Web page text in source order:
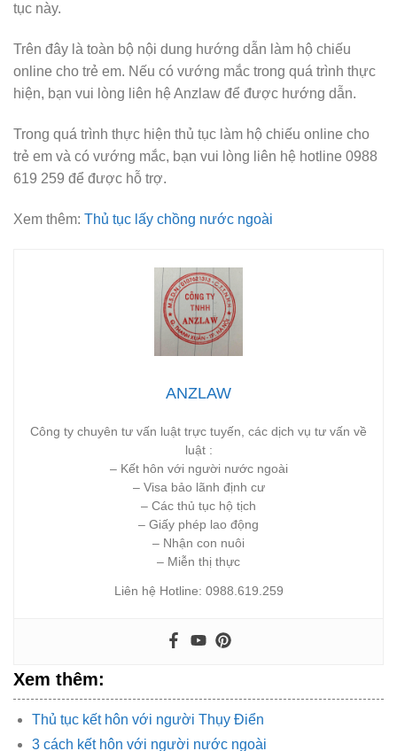
tục này.
Trên đây là toàn bộ nội dung hướng dẫn làm hộ chiếu
online cho trẻ em. Nếu có vướng mắc trong quá trình thực
hiện, bạn vui lòng liên hệ Anzlaw để được hướng dẫn.
Trong quá trình thực hiện thủ tục làm hộ chiếu online cho
trẻ em và có vướng mắc, bạn vui lòng liên hệ hotline 0988
619 259 để được hỗ trợ.
Xem thêm: Thủ tục lấy chồng nước ngoài
ANZLAW
Công ty chuyên tư vấn luật trực tuyến, các dịch vụ tư vấn về
luật :
– Kết hôn với người nước ngoài
– Visa bảo lãnh định cư
– Các thủ tục hộ tịch
– Giấy phép lao động
– Nhận con nuôi
– Miễn thị thực
Liên hệ Hotline: 0988.619.259
Xem thêm:
Thủ tục kết hôn với người Thụy Điển
3 cách kết hôn với người nước ngoài